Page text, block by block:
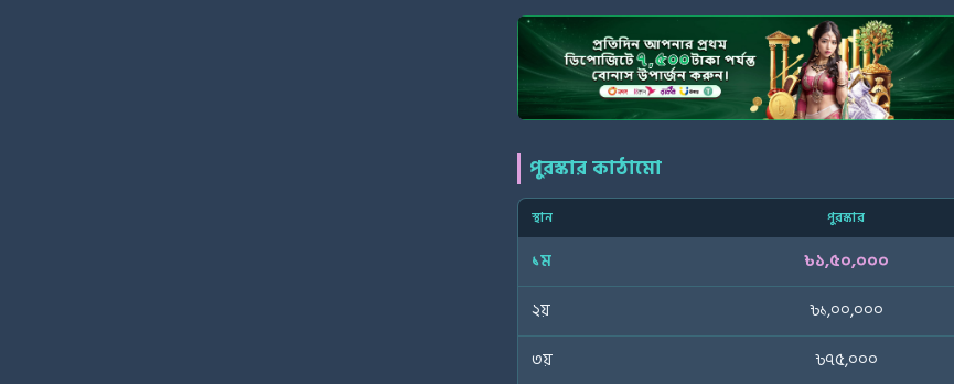
পুরস্কার কাঠামো
স্থান পুরস্কার
১ম
৳১,৫০,০০০
২য়
৳১,০০,০০০
৩য়
৳৭৫,০০০